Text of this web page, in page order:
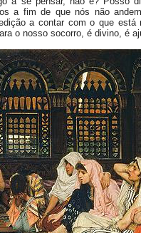
a fim de que nós não
a contar com o que está
o nosso socorro, é divino, é